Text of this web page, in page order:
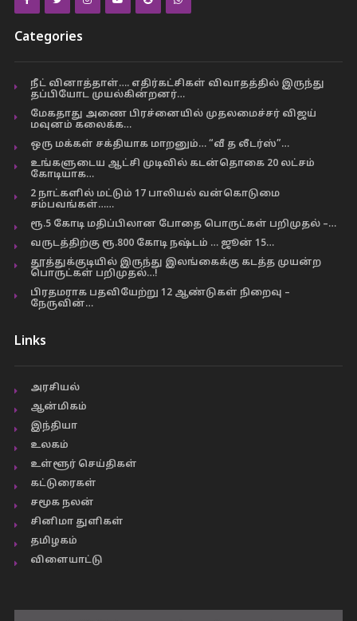
Categories
நீட் வினாத்தாள்…. எதிர்கட்சிகள் விவாதத்தில் இருந்து
தப்பியோட முயல்கின்றனர்…
மேகதாது அணை பிரச்னையில் முதலமைச்சர் விஜய்
மவுனம் கலைக்க…
ஒரு மக்கள் சக்தியாக மாறனும்… “வீ த லீடர்ஸ்”…
உங்களுடைய ஆட்சி முடிவில் கடன்தொகை 20 லட்சம்
கோடியாக…
2 நாட்களில் மட்டும் 17 பாலியல் வன்கொடுமை
சம்பவங்கள்……
ரூ.5 கோடி மதிப்பிலான போதை பொருட்கள் பறிமுதல் –…
வருடத்திற்கு ரூ.800 கோடி நஷ்டம் … ஜூன் 15…
தூத்துக்குடியில் இருந்து இலங்கைக்கு கடத்த முயன்ற
பொருட்கள் பறிமுதல்…!
பிரதமராக பதவியேற்று 12 ஆண்டுகள் நிறைவு –
நேருவின்…
Links
அரசியல்
ஆன்மிகம்
இந்தியா
உலகம்
உள்ளூர் செய்திகள்
கட்டுரைகள்
சமூக நலன்
சினிமா துளிகள்
தமிழகம்
விளையாட்டு